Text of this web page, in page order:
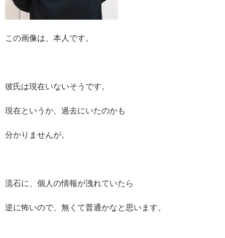
この画像は、本人です。
彼氏は現在いないそうです。
現在というか、過去にいたのかも
分かりませんが。
流石に、個人の情報が洩れていたら
逆に怖いので、無くて普通かなと思います。